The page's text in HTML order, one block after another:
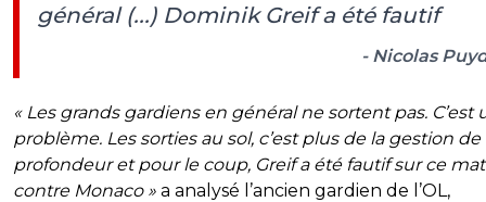
général (...) Dominik Greif a été fautif
- Nicolas
« Les grands gardiens en général ne sortent pas. C’est
problème. Les sorties au sol, c’est plus de la gestion de
profondeur et pour le coup, Greif a été fautif sur ce
contre Monaco » a analysé l’ancien gardien de l’OL,